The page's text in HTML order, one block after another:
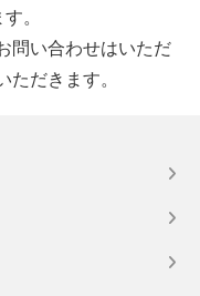
。
問い合わせはいただ
ただきます。